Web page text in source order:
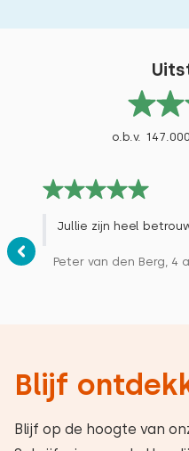
o.b.v.
Jullie zijn heel
Peter van den Berg, 4
Blijf
Blijf op de hoogte van